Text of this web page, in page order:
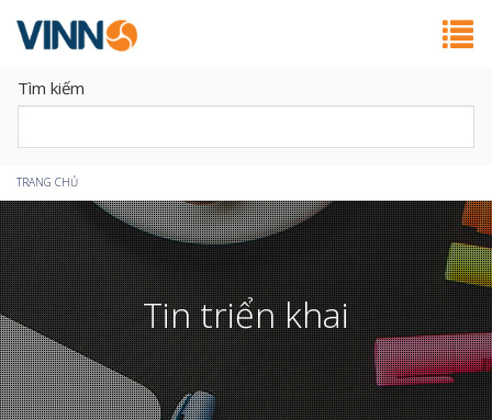
Tìm kiếm
Bạn
đang
ở
đây
TRANG CHỦ
Tin triển khai